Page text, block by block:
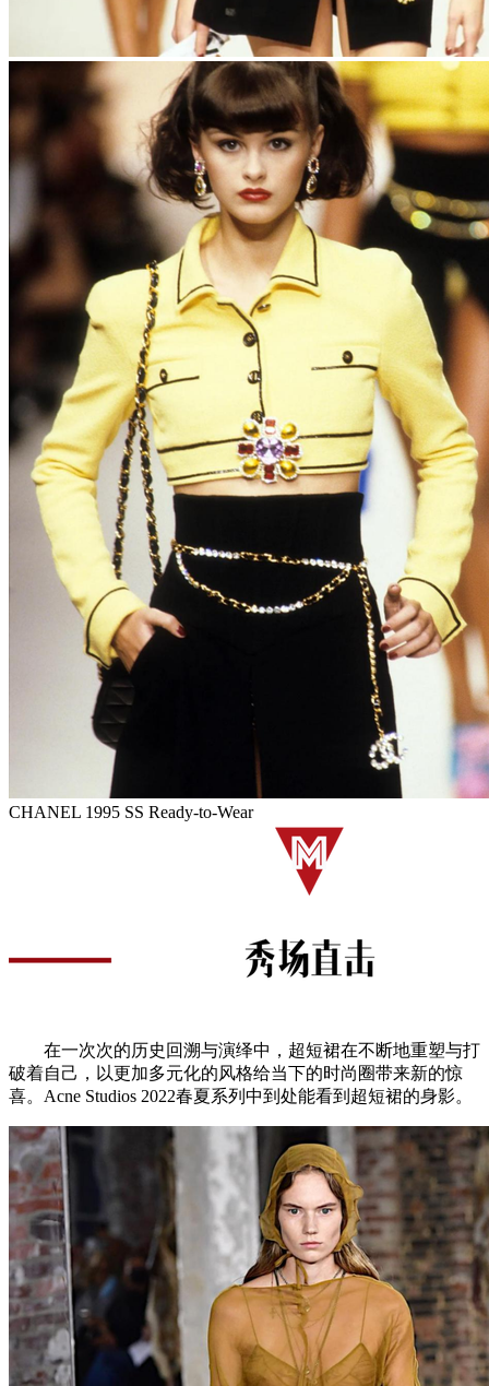
CHANEL 1995 SS Ready-to-Wear
在一次次的历史回溯与演绎中，超短裙在不断地重塑与打
破着自己，以更加多元化的风格给当下的时尚圈带来新的惊
喜。Acne Studios 2022春夏系列中到处能看到超短裙的身影。